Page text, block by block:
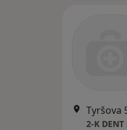
Tyršova
2-K DENT